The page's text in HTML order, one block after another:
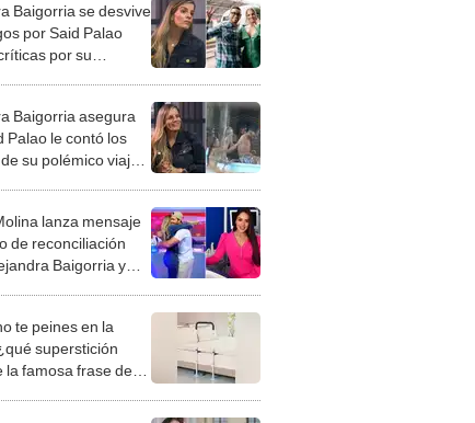
Baigorria se desvive
por Said Palao
por su
Baigorria asegura
Palao le contó los
su polémico viaje
lanza mensaje
de reconciliación
Baigorria y
te peines en la
superstición
la famosa frase de